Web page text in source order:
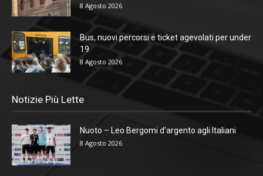
8 Agosto 2026
Bus, nuovi percorsi e ticket agevolati per under
19
8 Agosto 2026
Notizie Più Lette
Nuoto – Leo Bergomi d’argento agli Italiani
8 Agosto 2026